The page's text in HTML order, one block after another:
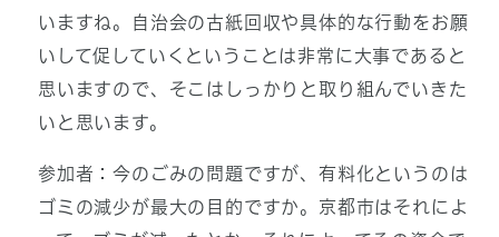
いますね。自治会の古紙回収や具体的な行動をお願
いして促していくということは非常に大事であると
思いますので、そこはしっかりと取り組んでいきた
いと思います。
参加者：今のごみの問題ですが、有料化というのは
ゴミの減少が最大の目的ですか。京都市はそれによ